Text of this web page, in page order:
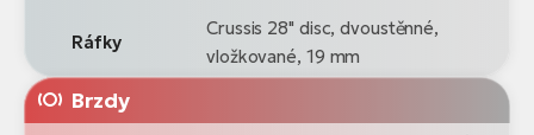
Ráfky
Crussis 28" disc, dvoustěnné,
vložkované, 19 mm
Brzdy